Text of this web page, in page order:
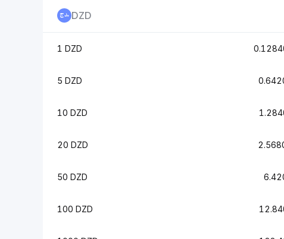
DZD
1 DZD
5 DZD
10 DZD
20 DZD
50 DZD
100 DZD